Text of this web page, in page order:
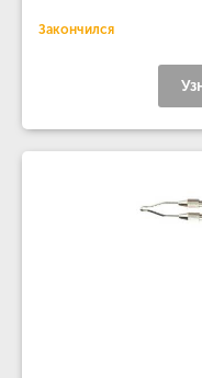
Закончился